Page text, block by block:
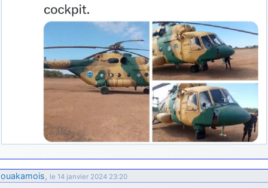
ouakamois, le 14 janvier 2024 23:20